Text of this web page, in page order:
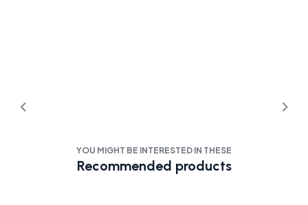
YOU MIGHT BE INTERESTED IN THESE
Recommended products